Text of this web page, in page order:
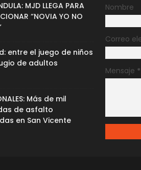
MJD LLEGA PARA
“NOVIA YO NO
entre el juego de niños
de adultos
Más de mil
de asfalto
en San Vicente
Nombre
Correo
Mensaje *